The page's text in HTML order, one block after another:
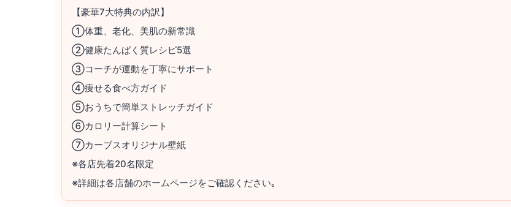
【豪華7大特典の内訳】
①体重、老化、美肌の新常識
②健康たんぱく質レシピ5選
③コーチが運動を丁寧にサポート
④痩せる食べ方ガイド
⑤おうちで簡単ストレッチガイド
⑥カロリー計算シート
⑦カーブスオリジナル壁紙
※各店先着20名限定
※詳細は各店舗のホームページをご確認ください｡